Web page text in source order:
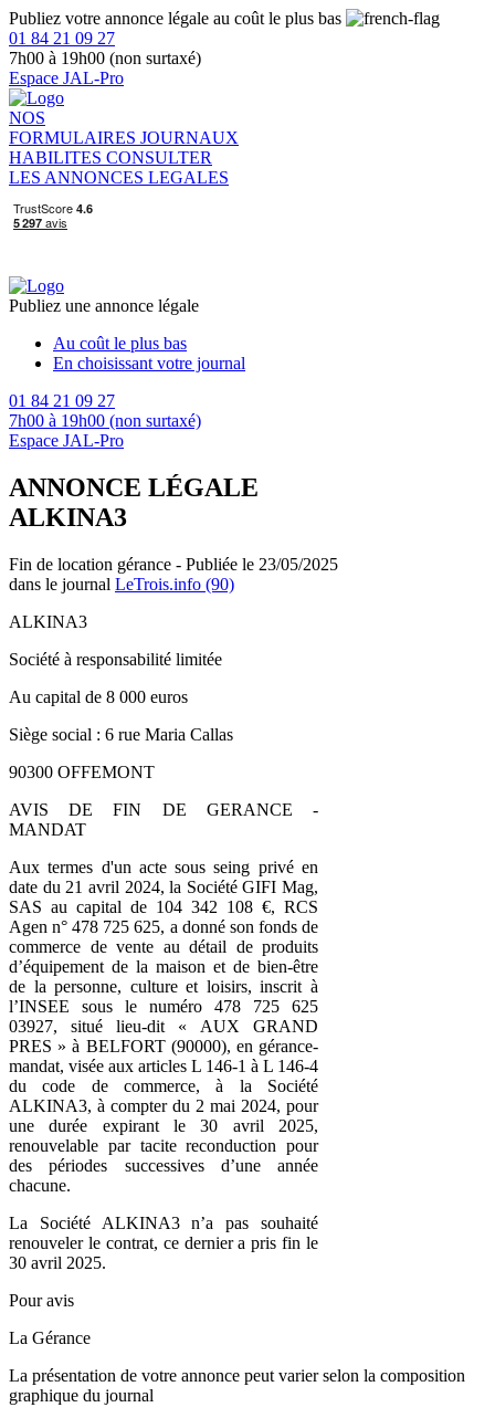
Publiez votre annonce légale au coût le plus bas
01 84 21 09 27
7h00 à 19h00 (non surtaxé)
Espace JAL-Pro
NOS
FORMULAIRES JOURNAUX
HABILITES CONSULTER
LES ANNONCES LEGALES
Publiez une annonce légale
Au coût le plus bas
En choisissant votre journal
01 84 21 09 27
7h00 à 19h00 (non surtaxé)
Espace JAL-Pro
ANNONCE LÉGALE
ALKINA3
Fin de location gérance - Publiée le 23/05/2025
dans le journal LeTrois.info (90)
ALKINA3
Société à responsabilité limitée
Au capital de 8 000 euros
Siège social : 6 rue Maria Callas
90300 OFFEMONT
AVIS DE FIN DE GERANCE -
MANDAT
Aux termes d'un acte sous seing privé en
date du 21 avril 2024, la Société GIFI Mag,
SAS au capital de 104 342 108 €, RCS
Agen n° 478 725 625, a donné son fonds de
commerce de vente au détail de produits
d’équipement de la maison et de bien-être
de la personne, culture et loisirs, inscrit à
l’INSEE sous le numéro 478 725 625
03927, situé lieu-dit « AUX GRAND
PRES » à BELFORT (90000), en gérance-
mandat, visée aux articles L 146-1 à L 146-4
du code de commerce, à la Société
ALKINA3, à compter du 2 mai 2024, pour
une durée expirant le 30 avril 2025,
renouvelable par tacite reconduction pour
des périodes successives d’une année
chacune.
La Société ALKINA3 n’a pas souhaité
renouveler le contrat, ce dernier a pris fin le
30 avril 2025.
Pour avis
La Gérance
La présentation de votre annonce peut varier selon la composition
graphique du journal